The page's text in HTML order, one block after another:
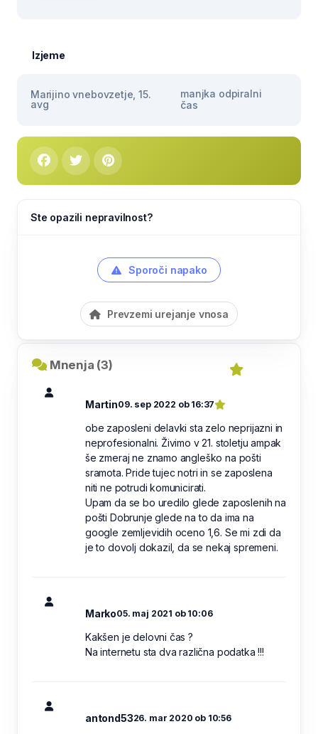
Izjeme
Marijino vnebovzetje, 15.
avg
manjka odpiralni
čas
Ste opazili nepravilnost?
Sporoči napako
Prevzemi urejanje vnosa
Mnenja (3)
Martin09. sep 2022 ob 16:37
obe zaposleni delavki sta zelo neprijazni in
neprofesionalni. Živimo v 21. stoletju ampak
še zmeraj ne znamo angleško na pošti
sramota. Pride tujec notri in se zaposlena
niti ne potrudi komunicirati.
Upam da se bo uredilo glede zaposlenih na
pošti Dobrunje glede na to da ima na
google zemljevidih oceno 1,6. Se mi zdi da
je to dovolj dokazil, da se nekaj spremeni.
Marko05. maj 2021 ob 10:06
Kakšen je delovni čas ?
Na internetu sta dva različna podatka !!!
antond5326. mar 2020 ob 10:56